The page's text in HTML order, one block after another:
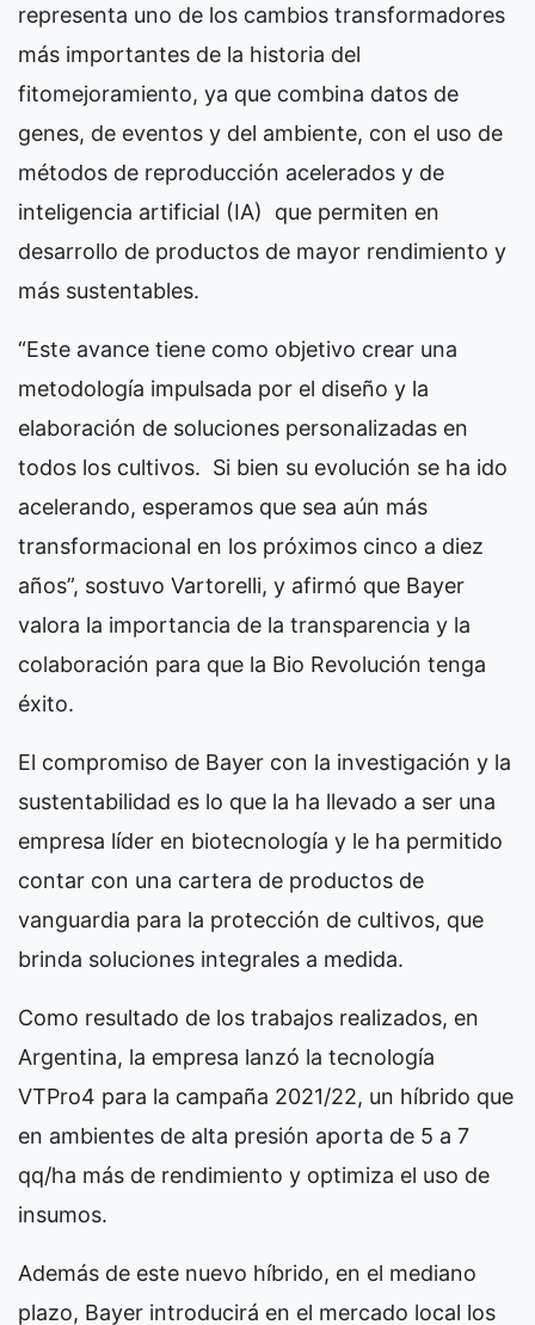
representa uno de los cambios transformadores
más importantes de la historia del
fitomejoramiento, ya que combina datos de
genes, de eventos y del ambiente, con el uso de
métodos de reproducción acelerados y de
inteligencia artificial (IA) que permiten en
desarrollo de productos de mayor rendimiento y
más sustentables.
“Este avance tiene como objetivo crear una
metodología impulsada por el diseño y la
elaboración de soluciones personalizadas en
todos los cultivos. Si bien su evolución se ha ido
acelerando, esperamos que sea aún más
transformacional en los próximos cinco a diez
años”, sostuvo Vartorelli, y afirmó que Bayer
valora la importancia de la transparencia y la
colaboración para que la Bio Revolución tenga
éxito.
El compromiso de Bayer con la investigación y la
sustentabilidad es lo que la ha llevado a ser una
empresa líder en biotecnología y le ha permitido
contar con una cartera de productos de
vanguardia para la protección de cultivos, que
brinda soluciones integrales a medida.
Como resultado de los trabajos realizados, en
Argentina, la empresa lanzó la tecnología
VTPro4 para la campaña 2021/22, un híbrido que
en ambientes de alta presión aporta de 5 a 7
qq/ha más de rendimiento y optimiza el uso de
insumos.
Además de este nuevo híbrido, en el mediano
plazo, Bayer introducirá en el mercado local los